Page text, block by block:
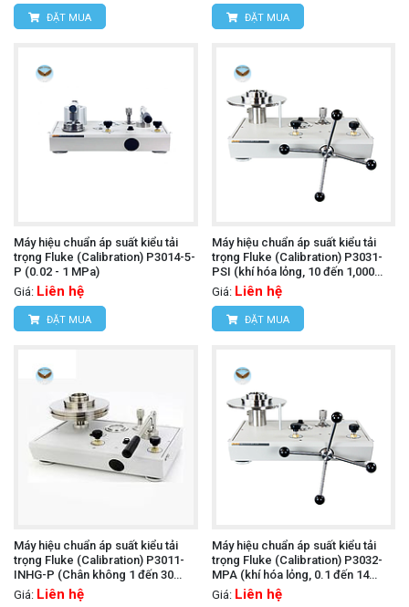
ĐẶT MUA ĐẶT MUA
Máy hiệu chuẩn áp suất kiểu tải
trọng Fluke (Calibration) P3014-5-
P (0.02 - 1 MPa)
Giá: Liên hệ
ĐẶT MUA
Máy hiệu chuẩn áp suất kiểu tải
trọng Fluke (Calibration) P3031-
PSI (khí hóa lỏng, 10 đến 1,000
psi)
Giá: Liên hệ
ĐẶT MUA
Máy hiệu chuẩn áp suất kiểu tải
trọng Fluke (Calibration) P3011-
INHG-P (Chân không 1 đến 30
inHg, PCU đơn)
Giá: Liên hệ
Máy hiệu chuẩn áp suất kiểu tải
trọng Fluke (Calibration) P3032-
MPA (khí hóa lỏng, 0.1 đến 14
MPa)
Giá: Liên hệ